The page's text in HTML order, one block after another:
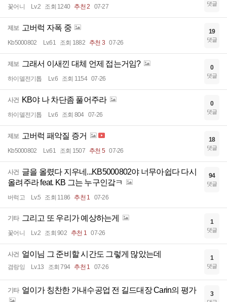
꽃어니 Lv.2 조회 1240 추천 2 07-27 댓글
제보 고버럭 자폭 중
Kb5000802 Lv.61 조회 1882 추천 3 07-26
19
댓글
제보 그래서 이새낀 대체 언제 접는거임?
하이델전기톱 Lv.6 조회 1154 07-26
0
댓글
사건 KB야 나 차단좀 풀어주라
하이델전기톱 Lv.6 조회 804 07-26
0
댓글
제보 고버럭 패악질 증거
Kb5000802 Lv.61 조회 1507 추천 5 07-26
18
댓글
사건 글을 올렸다 지우네...KB5000802야 너무아쉽다 다시
올려주라 feat. KB 그는 누구인갘ㅋ
버럭고 Lv.5 조회 1186 추천 1 07-26
94
댓글
기타 그리고 또 우리가 예상하는게
꽃어니 Lv.2 조회 902 추천 1 07-26
1
댓글
사건 얼이님 그 준비할 시간도 그렇게 많았는데
겸랑잉 Lv.13 조회 794 추천 1 07-26
1
댓글
기타 얼이가 칭찬한 가내수공업 전 길드대장 Carin의 평가 3